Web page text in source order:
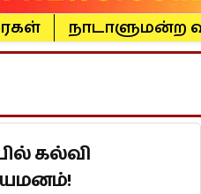
நாடாளுமன்ற
கல்வி